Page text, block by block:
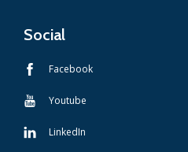
Social
Facebook
Youtube
LinkedIn